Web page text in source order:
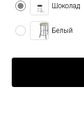
Шоколад
Белый